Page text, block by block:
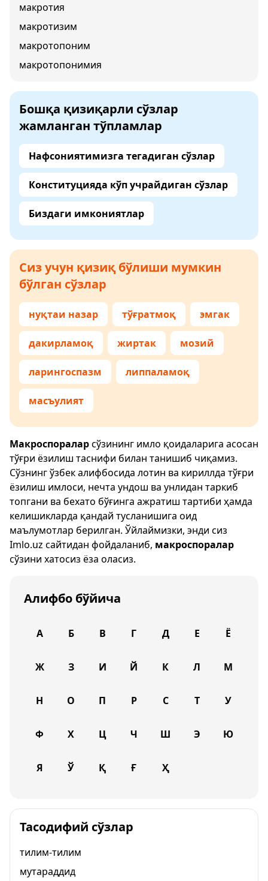
макротия
макротизим
макротопоним
макротопонимия
Бошқа қизиқарли сўзлар
жамланган тўпламлар
Нафсониятимизга тегадиган сўзлар
Конституцияда кўп учрайдиган сўзлар
Биздаги имкониятлар
Сиз учун қизиқ бўлиши мумкин
бўлган сўзлар
нуқтаи назар тўғратмоқ эмгак
дакирламоқ жиртак мозий
ларингоспазм липпаламоқ
масъулият
Макроспораларсўзининг имло қоидаларига асосан
тўғри ёзилиш таснифи билан танишиб чиқамиз.
Сўзнинг ўзбек алифбосида лотин ва кириллда тўғри
ёзилиш имлоси, нечта ундош ва унлидан таркиб
топгани ва бехато бўғинга ажратиш тартиби ҳамда
келишикларда қандай тусланишига оид
маълумотлар берилган. Ўйлаймизки, энди сиз
Imlo.uz сайтидан фойдаланиб, макроспоралар
сўзини хатосиз ёза оласиз.
Алифбо бўйича
А Б В Г Д Е Ё
Ж З И Й К Л М
Н О П Р С Т У
Ф Х Ц Ч Ш Э Ю
Я Ў Қ Ғ Ҳ
Тасодифий сўзлар
тилим-тилим
мутараддид